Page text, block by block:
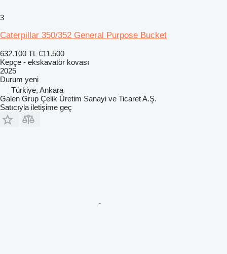
3
Caterpillar 350/352 General Purpose Bucket
632.100 TL €11.500
Kepçe - ekskavatör kovası
2025
Durum yeni
Türkiye, Ankara
Galen Grup Çelik Üretim Sanayi ve Ticaret A.Ş.
Satıcıyla iletişime geç